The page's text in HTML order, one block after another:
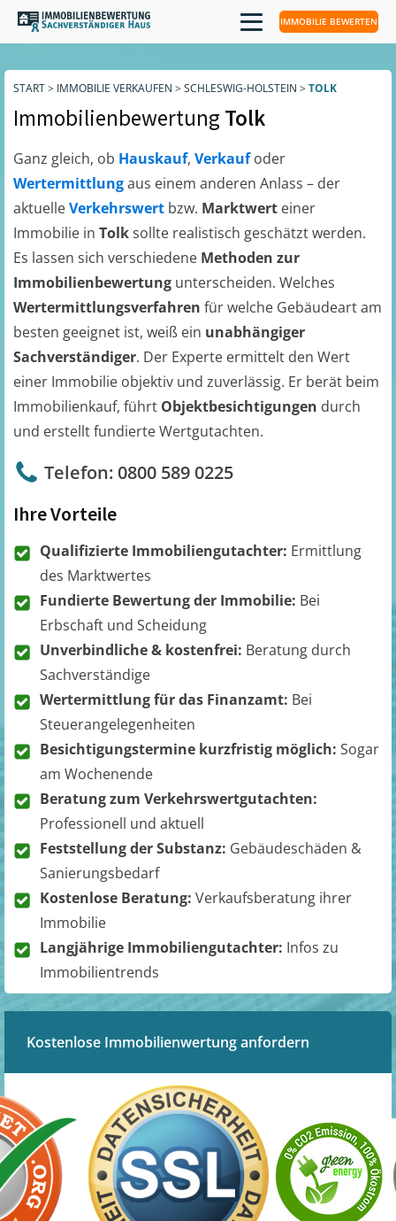
IMMOBILIE BEWERTEN
START> IMMOBILIE VERKAUFEN > SCHLESWIG-HOLSTEIN > TOLK
ImmobilienbewertungTolk
Ganz gleich, ob Hauskauf, Verkaufoder
Wertermittlungaus einem anderen Anlass – der
aktuelleVerkehrswert bzw. Marktwert einer
Immobilie in Tolksollte realistisch geschätzt werden.
Es lassen sich verschiedene Methoden zur
Immobilienbewertung unterscheiden. Welches
Wertermittlungsverfahren für welche Gebäudeart am
besten geeignet ist, weiß ein unabhängiger
Sachverständiger. Der Experte ermittelt den Wert
einer Immobilie objektiv und zuverlässig. Er berät beim
Immobilienkauf, führt Objektbesichtigungen durch
und erstellt fundierte Wertgutachten.
Telefon: 0800 589 0225
Ihre Vorteile
Qualifizierte Immobiliengutachter: Ermittlung
des Marktwertes
Fundierte Bewertung der Immobilie: Bei
Erbschaft und Scheidung
Unverbindliche & kostenfrei: Beratung durch
Sachverständige
Wertermittlung für das Finanzamt: Bei
Steuerangelegenheiten
Besichtigungstermine kurzfristig möglich: Sogar
am Wochenende
Beratung zum Verkehrswertgutachten:
Professionell und aktuell
Feststellung der Substanz: Gebäudeschäden &
Sanierungsbedarf
Kostenlose Beratung: Verkaufsberatung ihrer
Immobilie
Langjährige Immobiliengutachter: Infos zu
Immobilientrends
Kostenlose Immobilienwertung anfordern